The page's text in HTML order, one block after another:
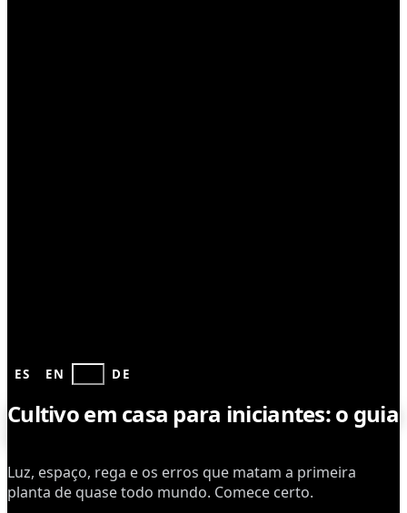
ES EN DE
Cultivo em casa para iniciantes: o guia
Luz, espaço, rega e os erros que matam a primeira
planta de quase todo mundo. Comece certo.